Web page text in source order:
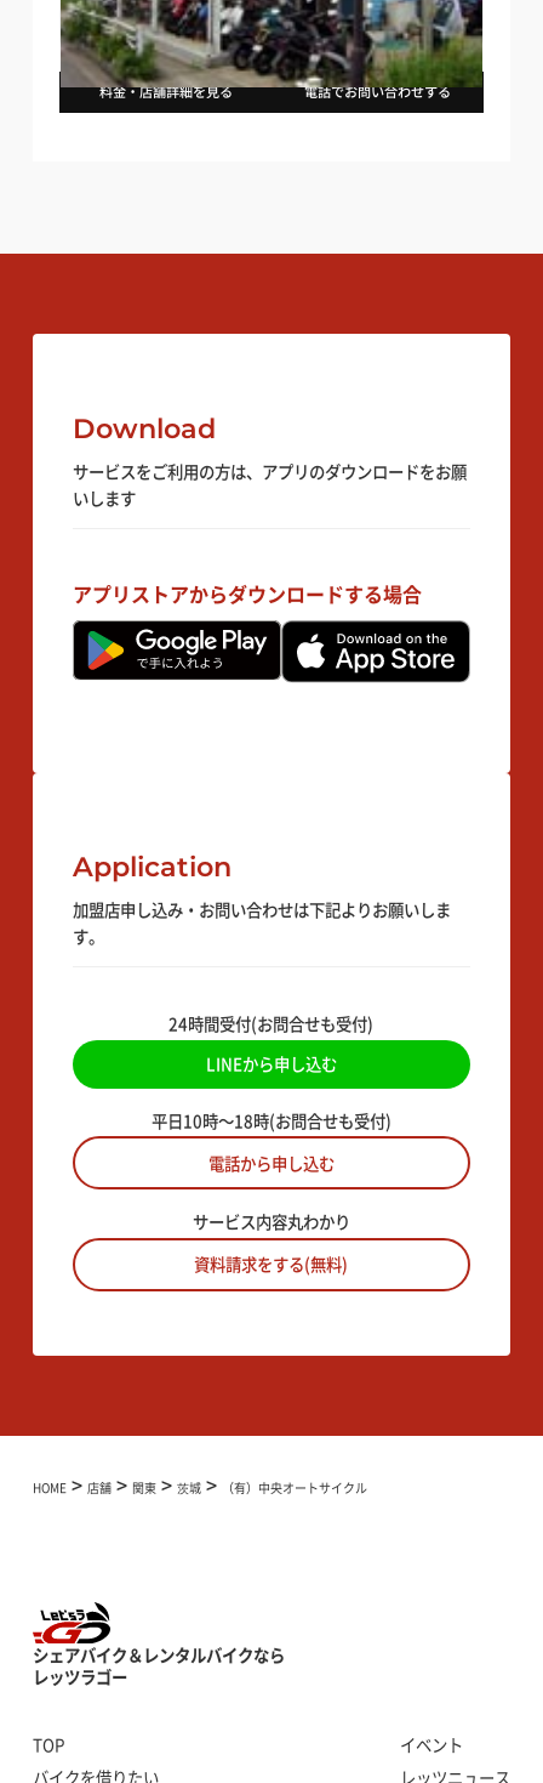
料金・店舗詳細を見る 電話でお問い合わせする
Download
サービスをご利用の方は、アプリのダウンロードをお願
いします
アプリストアからダウンロードする場合
Application
加盟店申し込み・お問い合わせは下記よりお願いしま
す。
24時間受付(お問合せも受付)
LINEから申し込む
平日10時〜18時(お問合せも受付)
電話から申し込む
サービス内容丸わかり
資料請求をする(無料)
HOME> 店舗> 関東> 茨城> （有）中央オートサイクル
シェアバイク＆レンタルバイクなら
レッツラゴー
TOP
バイクを借りたい
イベント
レッツニュース